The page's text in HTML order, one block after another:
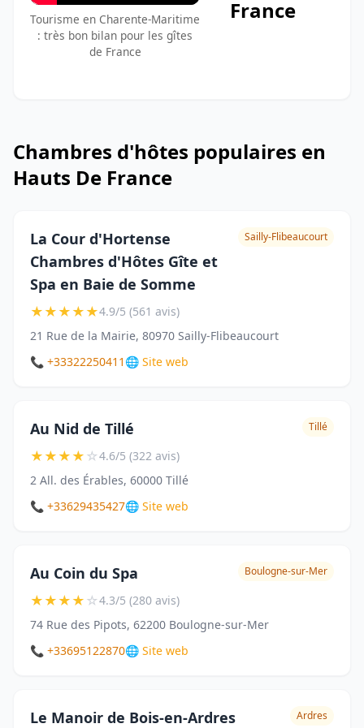
Tourisme en Charente-Maritime
: très bon bilan pour les gîtes
de France
France
Chambres d'hôtes populaires en
Hauts De France
La Cour d'Hortense
Chambres d'Hôtes Gîte et
Spa en Baie de Somme
Sailly-Flibeaucourt
★★★★★4.9/5 (561 avis)
21 Rue de la Mairie, 80970 Sailly-Flibeaucourt
📞 +33322250411 🌐 Site web
Au Nid de Tillé Tillé
★★★★☆4.6/5 (322 avis)
2 All. des Érables, 60000 Tillé
📞 +33629435427🌐 Site web
Au Coin du Spa Boulogne-sur-Mer
★★★★☆4.3/5 (280 avis)
74 Rue des Pipots, 62200 Boulogne-sur-Mer
📞 +33695122870🌐 Site web
Le Manoir de Bois-en-Ardres Ardres